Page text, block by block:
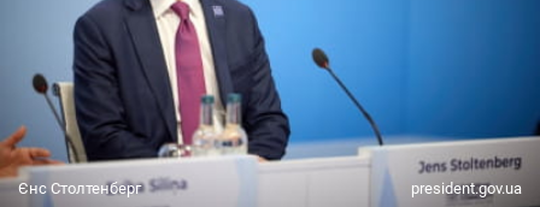
Єнс Столтенберг president.gov.ua